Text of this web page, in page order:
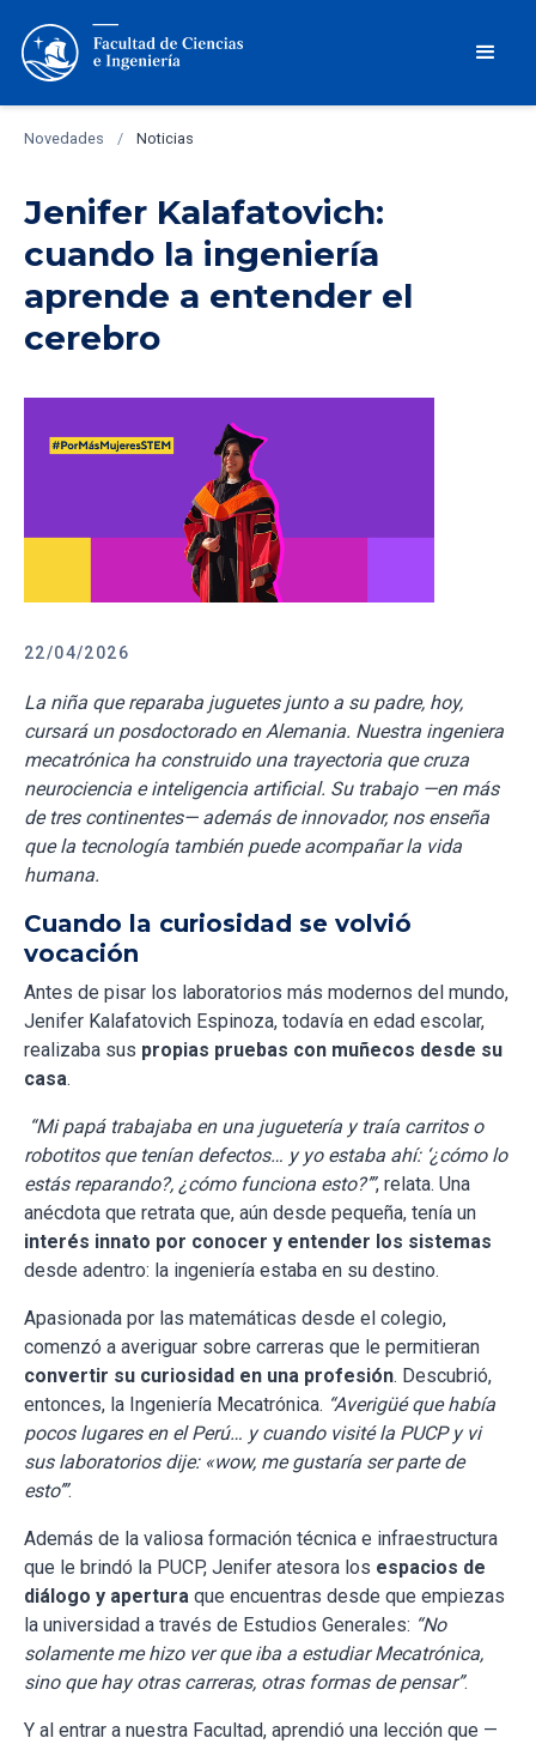
Novedades / Noticias
Jenifer Kalafatovich:
cuando la ingeniería
aprende a entender el
cerebro
22/04/2026
La niña que reparaba juguetes junto a su padre, hoy,
cursará un posdoctorado en Alemania. Nuestra ingeniera
mecatrónica ha construido una trayectoria que cruza
neurociencia e inteligencia artificial. Su trabajo —en más
de tres continentes— además de innovador, nos enseña
que la tecnología también puede acompañar la vida
humana.
Cuando la curiosidad se volvió
vocación
Antes de pisar los laboratorios más modernos del mundo,
Jenifer Kalafatovich Espinoza, todavía en edad escolar,
realizaba sus propias pruebas con muñecos desde su
casa.
“Mi papá trabajaba en una juguetería y traía carritos o
robotitos que tenían defectos… y yo estaba ahí: ‘¿cómo lo
estás reparando?, ¿cómo funciona esto?’”, relata. Una
anécdota que retrata que, aún desde pequeña, tenía un
interés innato por conocer y entender los sistemas
desde adentro: la ingeniería estaba en su destino.
Apasionada por las matemáticas desde el colegio,
comenzó a averiguar sobre carreras que le permitieran
convertir su curiosidad en una profesión. Descubrió,
entonces, la Ingeniería Mecatrónica. “Averigüé que había
pocos lugares en el Perú… y cuando visité la PUCP y vi
sus laboratorios dije: «wow, me gustaría ser parte de
esto’”.
Además de la valiosa formación técnica e infraestructura
que le brindó la PUCP, Jenifer atesora los espacios de
diálogo y apertura que encuentras desde que empiezas
la universidad a través de Estudios Generales: “No
solamente me hizo ver que iba a estudiar Mecatrónica,
sino que hay otras carreras, otras formas de pensar”.
Y al entrar a nuestra Facultad, aprendió una lección que —